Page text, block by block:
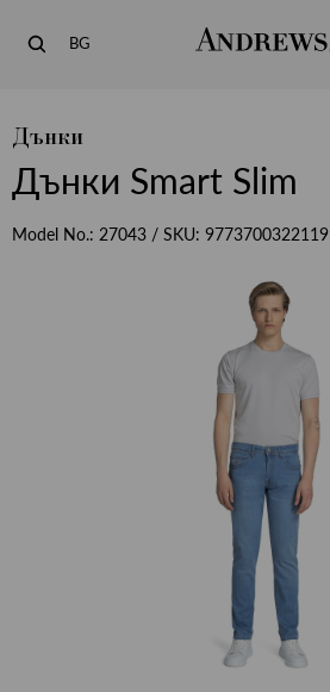
BG
Дънки
Дънки Smart Slim
Model No.: 27043 / SKU: 9773700322119